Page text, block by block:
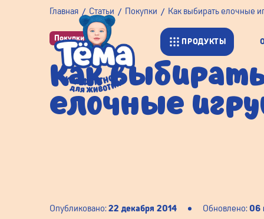
ПРОДУКТЫ
Главная Статьи Покупки Как выбирать елочные
Покупки
Как
елочные
Опубликовано:22 декабря 2014 Обновлено:06